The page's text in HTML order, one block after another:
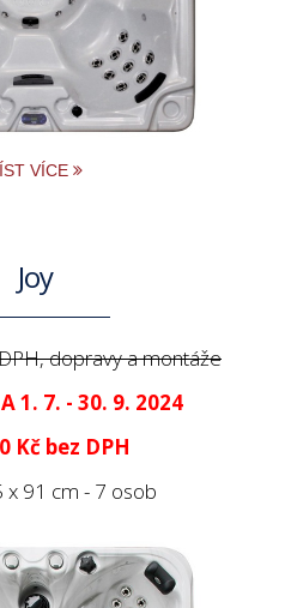
VÍCE
Joy
dopravy a montáže
1. 7. - 30. 9. 2024
Kč bez DPH
x 91 cm - 7 osob